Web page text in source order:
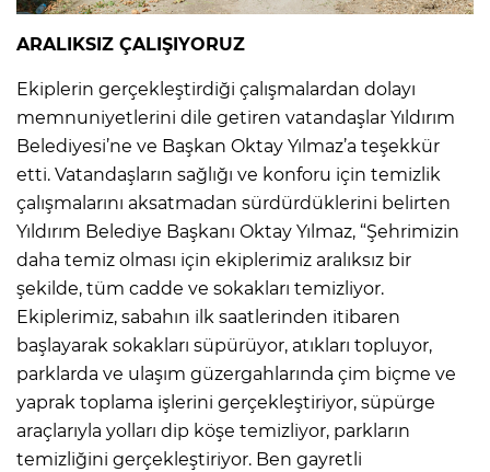
ARALIKSIZ ÇALIŞIYORUZ
Ekiplerin gerçekleştirdiği çalışmalardan dolayı
memnuniyetlerini dile getiren vatandaşlar Yıldırım
Belediyesi’ne ve Başkan Oktay Yılmaz’a teşekkür
etti. Vatandaşların sağlığı ve konforu için temizlik
çalışmalarını aksatmadan sürdürdüklerini belirten
Yıldırım Belediye Başkanı Oktay Yılmaz, “Şehrimizin
daha temiz olması için ekiplerimiz aralıksız bir
şekilde, tüm cadde ve sokakları temizliyor.
Ekiplerimiz, sabahın ilk saatlerinden itibaren
başlayarak sokakları süpürüyor, atıkları topluyor,
parklarda ve ulaşım güzergahlarında çim biçme ve
yaprak toplama işlerini gerçekleştiriyor, süpürge
araçlarıyla yolları dip köşe temizliyor, parkların
temizliğini gerçekleştiriyor. Ben gayretli